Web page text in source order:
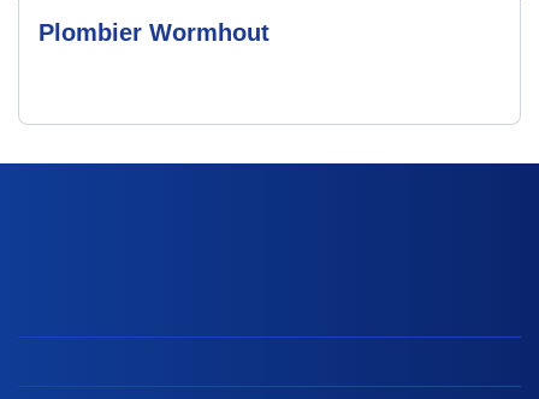
Plombier Wormhout